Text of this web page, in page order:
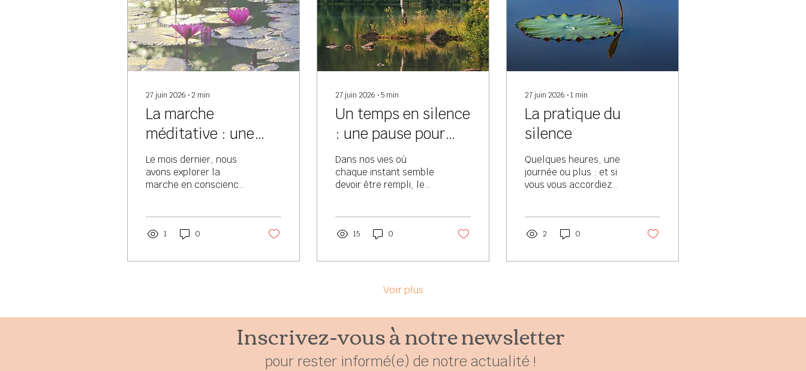
27 juin 2026 ∙2 min
La marche
méditative : une
pratique formelle de
méditation de
pleine conscience
Le mois dernier, nous
avons explorer la
marche en conscience.
la marche méditative.
conscience se pratique
1 0
27 juin 2026 ∙5 min
Un temps en silence
: une pause pour
revenir à soi
Dans nos vies où
chaque instant semble
devoir être rempli, le
distraire de nous-
être là, pleinement
expérience, à notre
respiration, à la nature,
nous.
15 0
27 juin 2026 ∙1 min
La pratique du
silence
Quelques heures, une
journée ou plus : et si
vous vous accordiez
2 0
Voir plus
Inscrivez-vous à notre newsletter
pour resterinformé(e) de notre actualité !